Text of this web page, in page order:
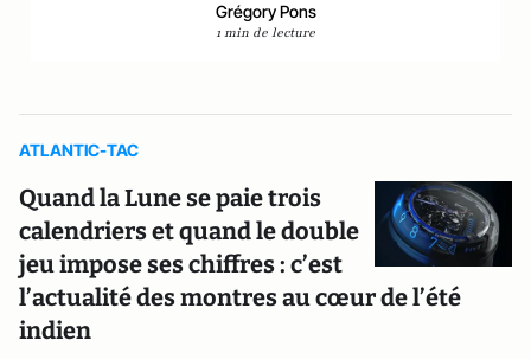
Grégory Pons
1 min de lecture
ATLANTIC-TAC
Quand la Lune se paie trois
calendriers et quand le double
jeu impose ses chiffres : c’est
l’actualité des montres au cœur de l’été
indien